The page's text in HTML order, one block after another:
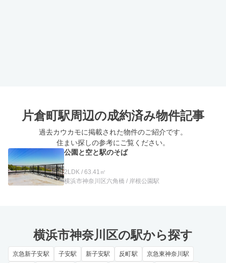
片倉町駅周辺の成約済み物件記事
過去カウカモに掲載された物件のご紹介です。
住まい探しの参考にご覧ください。
公園と空と駅のそば
2LDK / 63.41㎡
横浜市神奈川区六角橋 / 岸根公園駅
横浜市神奈川区の駅から探す
京急新子安駅 子安駅 新子安駅 反町駅 京急東神奈川駅